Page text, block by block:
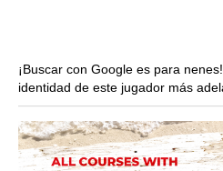
¡Buscar con Google es para
identidad de este jugador más